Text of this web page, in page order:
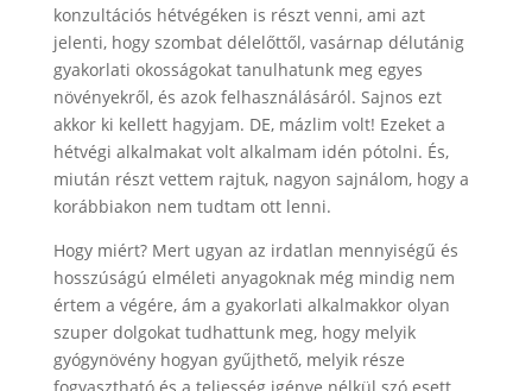
konzultációs hétvégéken is részt venni, ami azt
jelenti, hogy szombat délelőttől, vasárnap délutánig
gyakorlati okosságokat tanulhatunk meg egyes
növényekről, és azok felhasználásáról. Sajnos ezt
akkor ki kellett hagyjam. DE, mázlim volt! Ezeket a
hétvégi alkalmakat volt alkalmam idén pótolni. És,
miután részt vettem rajtuk, nagyon sajnálom, hogy a
korábbiakon nem tudtam ott lenni.
Hogy miért? Mert ugyan az irdatlan mennyiségű és
hosszúságú elméleti anyagoknak még mindig nem
értem a végére, ám a gyakorlati alkalmakkor olyan
szuper dolgokat tudhattunk meg, hogy melyik
gyógynövény hogyan gyűjthető, melyik része